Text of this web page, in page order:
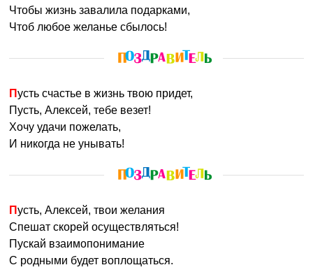
Чтобы жизнь завалила подарками,
Чтоб любое желанье сбылось!
Пусть счастье в жизнь твою придет,
Пусть, Алексей, тебе везет!
Хочу удачи пожелать,
И никогда не унывать!
Пусть, Алексей, твои желания
Спешат скорей осуществляться!
Пускай взаимопонимание
С родными будет воплощаться.